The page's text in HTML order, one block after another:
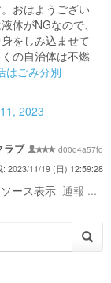
おはようござい
体がNGなので、
をしみ込ませて
の自治体は不燃
はごみ分別
2023
ラブ
d00d4a57fd
: 2023/11/19 (日) 12:59:28
ソース表示 通報 ...